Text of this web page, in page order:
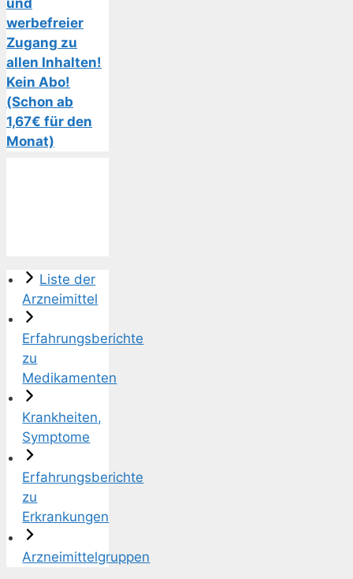
und
werbefreier
Zugang zu
allen Inhalten!
Kein Abo!
(Schon ab
1,67€ für den
Monat)
Liste der
Arzneimittel
Erfahrungsberichte
zu
Medikamenten
Krankheiten,
Symptome
Erfahrungsberichte
zu
Erkrankungen
Arzneimittelgruppen